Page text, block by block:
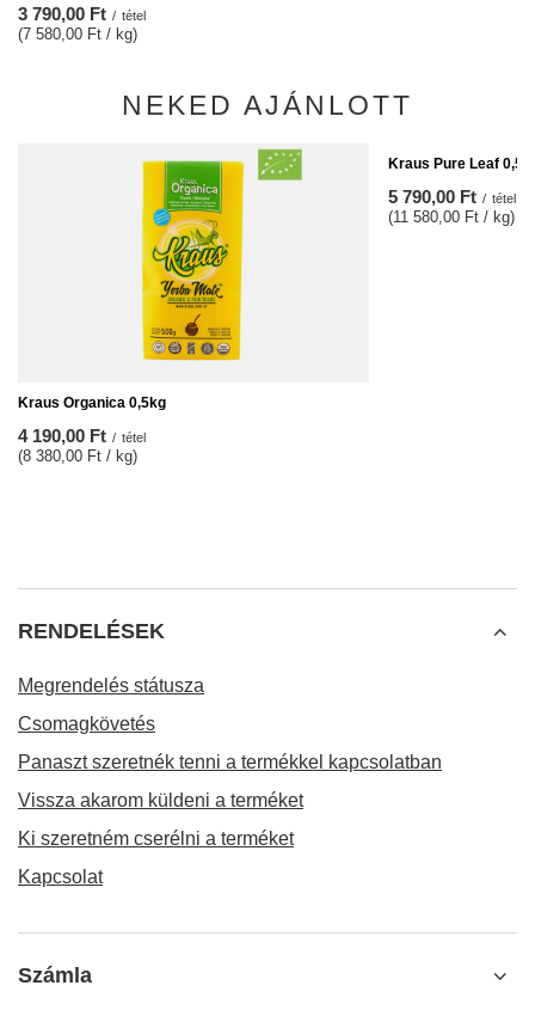
3 790,00 Ft / tétel
(7 580,00 Ft / kg)
NEKED AJÁNLOTT
Kraus Organica 0,5kg
4 190,00 Ft / tétel
(8 380,00 Ft / kg)
Kraus Pure Leaf
5 790,00 Ft / tétel
(11 580,00 Ft / kg)
RENDELÉSEK
Megrendelés státusza
Csomagkövetés
Panaszt szeretnék tenni a termékkel kapcsolatban
Vissza akarom küldeni a terméket
Ki szeretném cserélni a terméket
Kapcsolat
Számla